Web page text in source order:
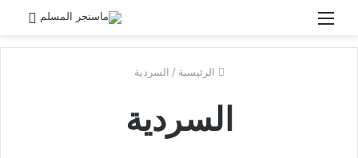
القائمة
الرئيسية / السردية
السردية